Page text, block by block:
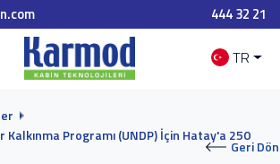
444 32 21
TR
Programı (UNDP) İçin Hatay'a 250
Geri Dön